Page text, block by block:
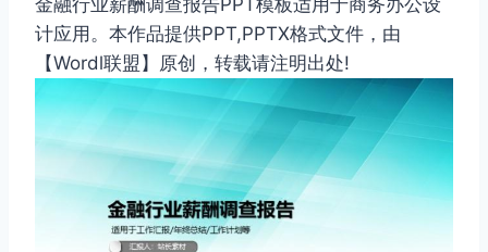
金融行业薪酬调查报告PPT模板适用于商务办公设
计应用。本作品提供PPT,PPTX格式文件，由
【Wordl联盟】原创，转载请注明出处!